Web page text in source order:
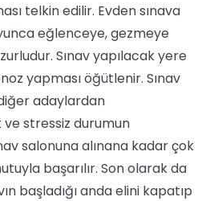
telkin edilir. Evden sınava
eğlenceye, gezmeye
Sınav yapılacak yere
yapması öğütlenir. Sınav
adaylardan
stressiz durumun
salonuna alınana kadar çok
başarılır. Son olarak da
başladığı anda elini kapatıp